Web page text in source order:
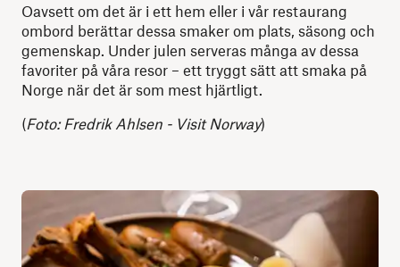
Oavsett om det är i ett hem eller i vår restaurang
ombord berättar dessa smaker om plats, säsong och
gemenskap. Under julen serveras många av dessa
favoriter på våra resor – ett tryggt sätt att smaka på
Norge när det är som mest hjärtligt.
(Foto: Fredrik Ahlsen - Visit Norway)